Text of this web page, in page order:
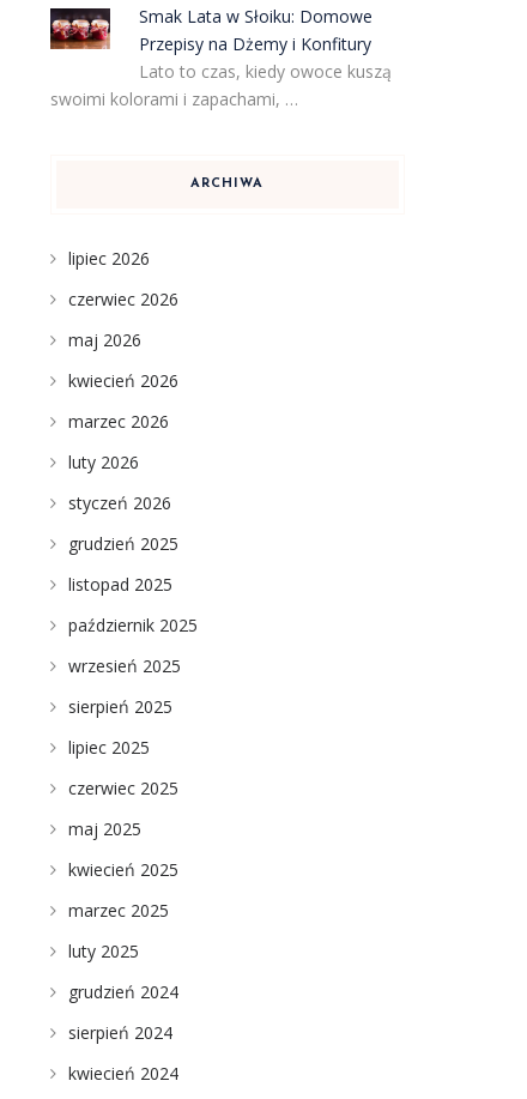
Smak Lata w Słoiku: Domowe
Przepisy na Dżemy i Konfitury
Lato to czas, kiedy owoce kuszą
swoimi kolorami i zapachami, …
ARCHIWA
lipiec 2026
czerwiec 2026
maj 2026
kwiecień 2026
marzec 2026
luty 2026
styczeń 2026
grudzień 2025
listopad 2025
październik 2025
wrzesień 2025
sierpień 2025
lipiec 2025
czerwiec 2025
maj 2025
kwiecień 2025
marzec 2025
luty 2025
grudzień 2024
sierpień 2024
kwiecień 2024